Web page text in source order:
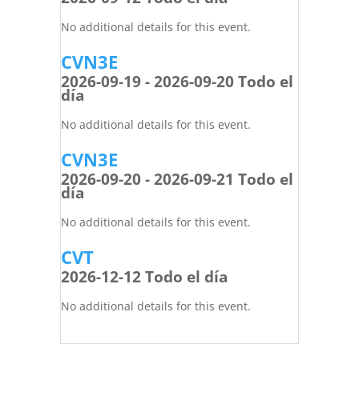
No additional details for this event.
CVN3E
2026-09-19 - 2026-09-20 Todo el
día
No additional details for this event.
CVN3E
2026-09-20 - 2026-09-21 Todo el
día
No additional details for this event.
CVT
2026-12-12 Todo el día
No additional details for this event.